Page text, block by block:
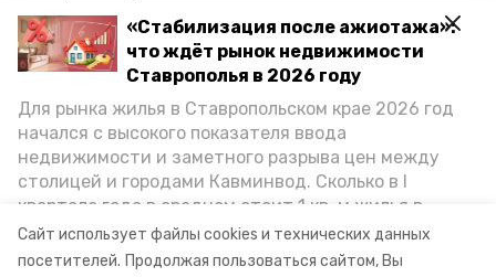
Сайт использует файлы cookies и технических данных
посетителей. Продолжая пользоваться сайтом, Вы
«Стабилизация после ажиотажа»:
что ждёт рынок недвижимости
Ставрополья в 2026 году
Для рынка жилья в Ставропольском крае 2026 год
начался с высокого показателя ввода
недвижимости и заметного разрыва цен между
столицей и городами Кавминвод. Сколько в I
квартале года в среднем стоит 1 кв. м жилья в
городах и округах региона, как изменился спрос на
первичку и вторичку, какова себестоимость
путешествовать за границу,сообщает
«Победа26». Посетив места от
Подмосковья до Кавказа, Artemray
изменил своё решение.
При этом самой привлекательной для
молодого человека стала гора Машук —
из-за указателей разных городов и
отличного вида на весь Пятигорск.